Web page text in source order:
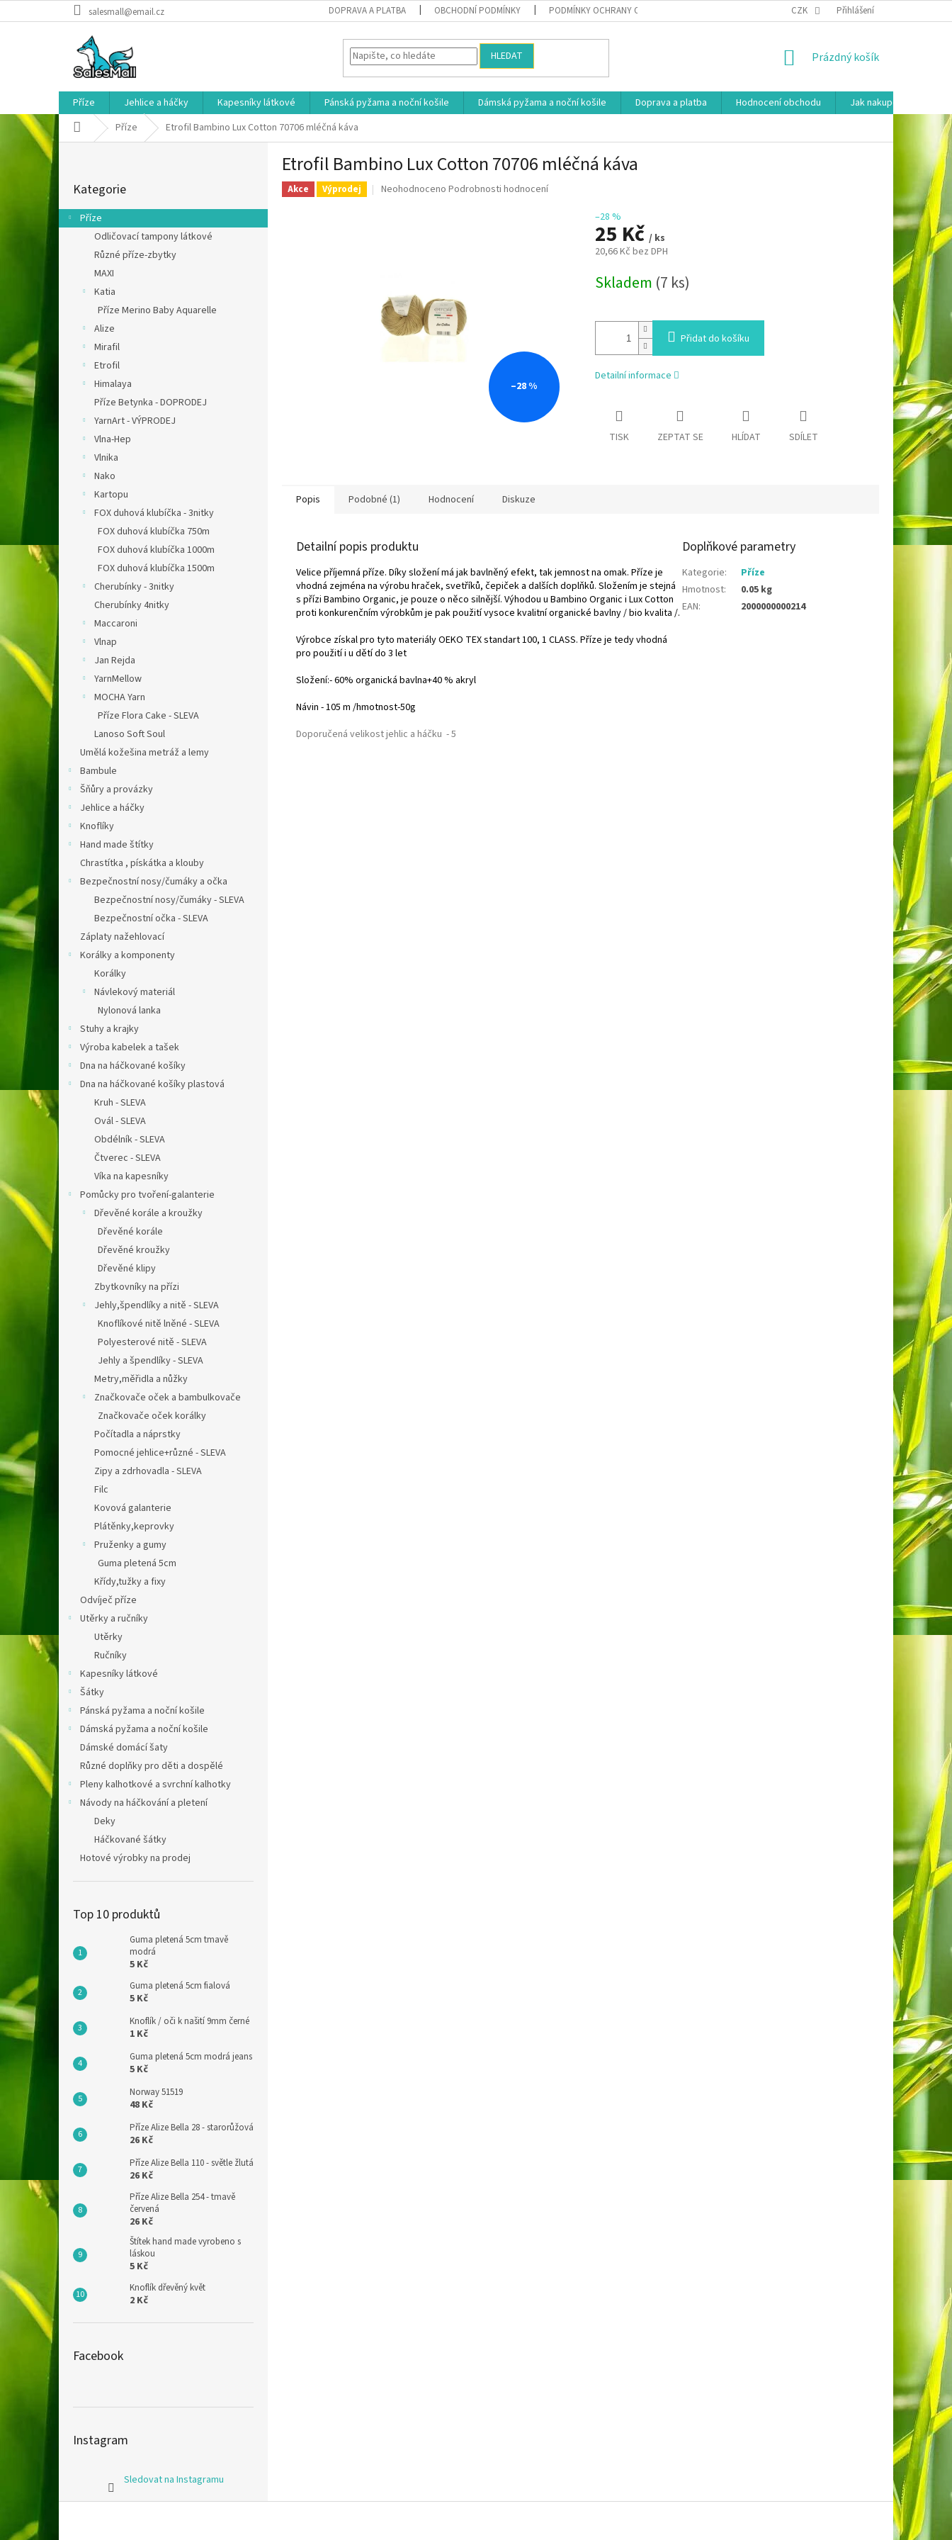
na
salesmall@email.cz DOPRAVA A PLATBA OBCHODNÍ PODMÍNKY PODMÍNKY OCHRANY OSOBNÍCH ÚDAJŮ HODNOCENÍ OBCHODU MOJE OBJEDNÁVKA
CZK Přihlášení
HLEDAT
NÁKUPNÍ
Prázdný košík
Příze Jehlice a háčky Kapesníky látkové Pánská pyžama a noční košile Dámská pyžama a noční košile Doprava a platba Hodnocení obchodu Jak nakupovat
Domů Příze Etrofil Bambino Lux Cotton 70706 mléčná káva
r
a
kategorie
Kategorie
Příze
Odličovací tampony látkové
Různé příze-zbytky
MAXI
Katia
Příze Merino Baby Aquarelle
Alize
Mirafil
Etrofil
Himalaya
Příze Betynka - DOPRODEJ
YarnArt - VÝPRODEJ
Vlna-Hep
Vlnika
Nako
Kartopu
FOX duhová klubíčka - 3nitky
FOX duhová klubíčka 750m
FOX duhová klubíčka 1000m
FOX duhová klubíčka 1500m
Cherubínky - 3nitky
Cherubínky 4nitky
Maccaroni
Vlnap
Jan Rejda
YarnMellow
MOCHA Yarn
Příze Flora Cake - SLEVA
Lanoso Soft Soul
Umělá kožešina metráž a lemy
Bambule
Šňůry a provázky
Jehlice a háčky
Knoflíky
Hand made štítky
Chrastítka , pískátka a klouby
Bezpečnostní nosy/čumáky a očka
Bezpečnostní nosy/čumáky - SLEVA
Bezpečnostní očka - SLEVA
Záplaty nažehlovací
Korálky a komponenty
Korálky
Návlekový materiál
Nylonová lanka
Stuhy a krajky
Výroba kabelek a tašek
Dna na háčkované košíky
Dna na háčkované košíky plastová
Kruh - SLEVA
Ovál - SLEVA
Obdélník - SLEVA
Čtverec - SLEVA
Víka na kapesníky
Pomůcky pro tvoření-galanterie
Dřevěné korále a kroužky
Dřevěné korále
Dřevěné kroužky
Dřevěné klipy
Zbytkovníky na přízi
Jehly,špendlíky a nitě - SLEVA
Knoflíkové nitě lněné - SLEVA
Polyesterové nitě - SLEVA
Jehly a špendlíky - SLEVA
Metry,měřidla a nůžky
Značkovače oček a bambulkovače
Značkovače oček korálky
Počítadla a náprstky
Pomocné jehlice+různé - SLEVA
Zipy a zdrhovadla - SLEVA
Filc
Kovová galanterie
Plátěnky,keprovky
Pruženky a gumy
Guma pletená 5cm
Křídy,tužky a fixy
Odvíječ příze
Utěrky a ručníky
Utěrky
Ručníky
Kapesníky látkové
Šátky
Pánská pyžama a noční košile
Dámská pyžama a noční košile
Dámské domácí šaty
Různé doplňky pro děti a dospělé
Pleny kalhotkové a svrchní kalhotky
Návody na háčkování a pletení
Deky
Háčkované šátky
Hotové výrobky na prodej
Top 10 produktů
Guma pletená 5cm tmavě
modrá
5 Kč
Guma pletená 5cm fialová
5 Kč
Knoflík / oči k našití 9mm černé
1 Kč
Guma pletená 5cm modrá jeans
5 Kč
Norway 51519
48 Kč
Příze Alize Bella 28 - starorůžová
26 Kč
Příze Alize Bella 110 - světle žlutá
26 Kč
Příze Alize Bella 254 - tmavě
červená
26 Kč
Štítek hand made vyrobeno s
láskou
5 Kč
Knoflík dřevěný květ
2 Kč
Facebook
Instagram
Sledovat na Instagramu
Etrofil Bambino Lux Cotton 70706 mléčná káva
Akce Výprodej
Průměrné
Neohodnoceno Podrobnosti hodnocení
–28 %
–28 %
25 Kč / ks
20,66 Kč bez DPH
cena:
Skladem (7 ks)
Přidat do košíku
Detailní informace
TISK ZEPTAT SE HLÍDAT SDÍLET
Popis Podobné (1) Hodnocení Diskuze
Detailní popis produktu
Velice příjemná příze. Díky složení má jak bavlněný efekt, tak jemnost na omak. Příze je
vhodná zejména na výrobu hraček, svetříků, čepiček a dalších doplňků. Složením je stejná
s přízi Bambino Organic, je pouze o něco silnější. Výhodou u Bambino Organic i Lux Cotton
proti konkurenčním výrobkům je pak použití vysoce kvalitní organické bavlny / bio kvalita /.
Výrobce získal pro tyto materiály OEKO TEX standart 100, 1 CLASS. Příze je tedy vhodná
pro použití i u dětí do 3 let
Složení:- 60% organická bavlna+40 % akryl
Návin - 105 m /hmotnost-50g
Doporučená velikost jehlic a háčku - 5
Doplňkové parametry
Kategorie:
Příze
Hmotnost:
0.05 kg
EAN: 2000000000214